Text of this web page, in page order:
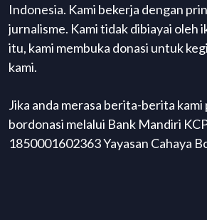
Indonesia. Kami bekerja dengan
jurnalisme. Kami tidak dibiayai oleh
itu, kami membuka donasi untuk
kami.
Jika anda merasa berita-berita
bordonasi melalui Bank Mandiri
1850001602363 Yayasan Cahaya